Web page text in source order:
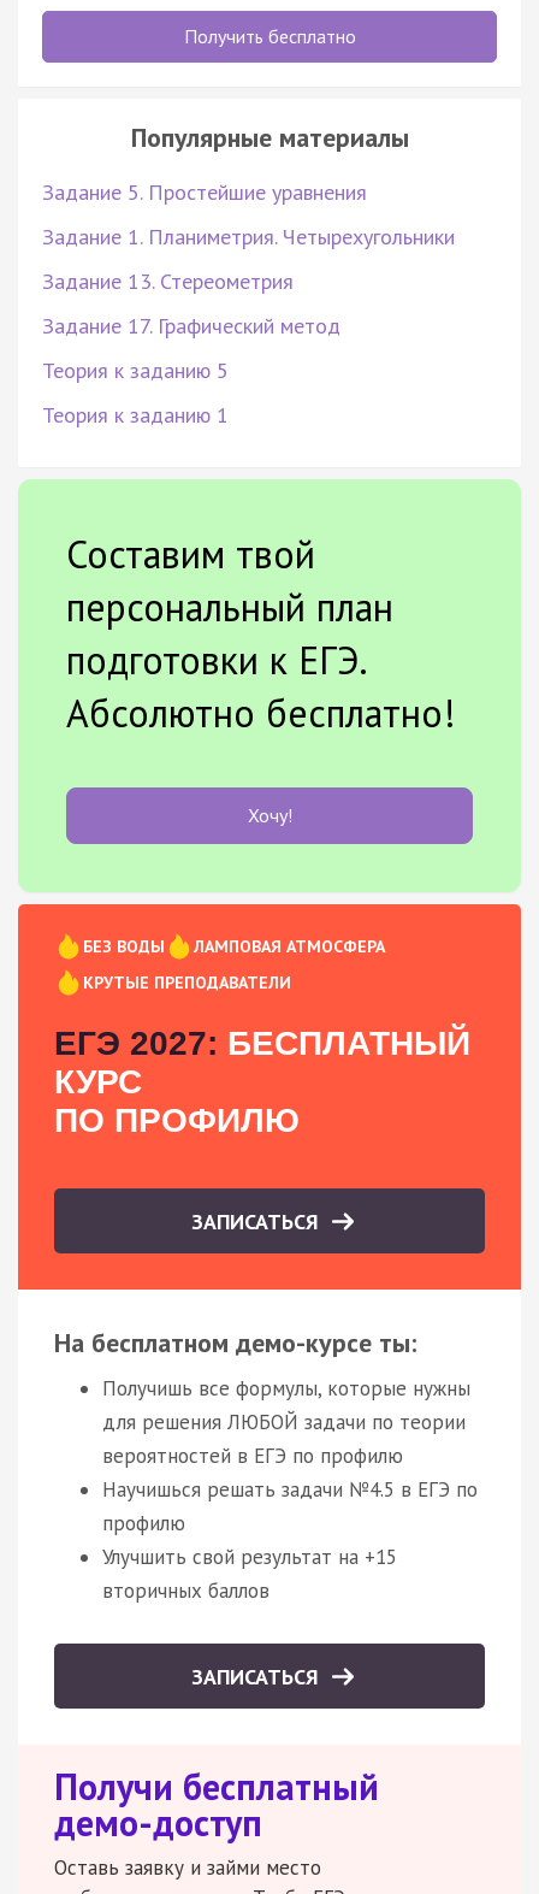
Получить бесплатно
Популярные материалы
Задание 5. Простейшие уравнения
Задание 1. Планиметрия. Четырехугольники
Задание 13. Стереометрия
Задание 17. Графический метод
Теория к заданию 5
Теория к заданию 1
Составим твой
персональный план
подготовки к ЕГЭ.
Абсолютно бесплатно!
Хочу!
БЕЗ ВОДЫ
ЛАМПОВАЯ АТМОСФЕРА
КРУТЫЕ ПРЕПОДАВАТЕЛИ
ЕГЭ 2027: БЕСПЛАТНЫЙ
КУРС
ПО ПРОФИЛЮ
ЗАПИСАТЬСЯ
На бесплатном демо-курсе ты:
Получишь все формулы, которые нужны
для решения ЛЮБОЙ задачи по теории
вероятностей в ЕГЭ по профилю
Научишься решать задачи №4.5 в ЕГЭ по
профилю
Улучшить свой результат на +15
вторичных баллов
ЗАПИСАТЬСЯ
Получи бесплатный
демо-доступ
Оставь заявку и займи место